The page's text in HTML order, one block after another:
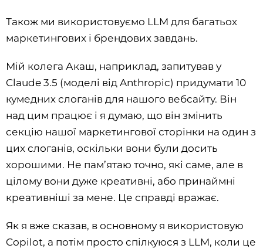
Також ми використовуємо LLM для багатьох
маркетингових і брендових завдань.
Мій колега Акаш, наприклад, запитував у
Claude 3.5 (моделі від Anthropic) придумати 10
кумедних слоганів для нашого вебсайту. Він
над цим працює і я думаю, що він змінить
секцію нашої маркетингової сторінки на один з
цих слоганів, оскільки вони були досить
хорошими. Не пам’ятаю точно, які саме, але в
цілому вони дуже креативні, або принаймні
креативніші за мене. Це справді вражає.
Як я вже сказав, в основному я використовую
Copilot, а потім просто спілкуюся з LLM, коли це